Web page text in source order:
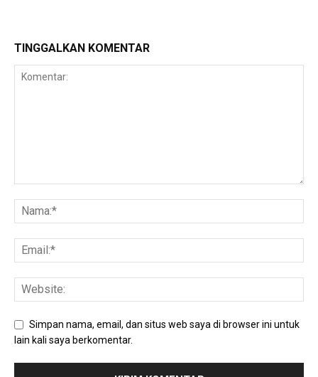
TINGGALKAN KOMENTAR
Simpan nama, email, dan situs web saya di browser ini untuk
lain kali saya berkomentar.